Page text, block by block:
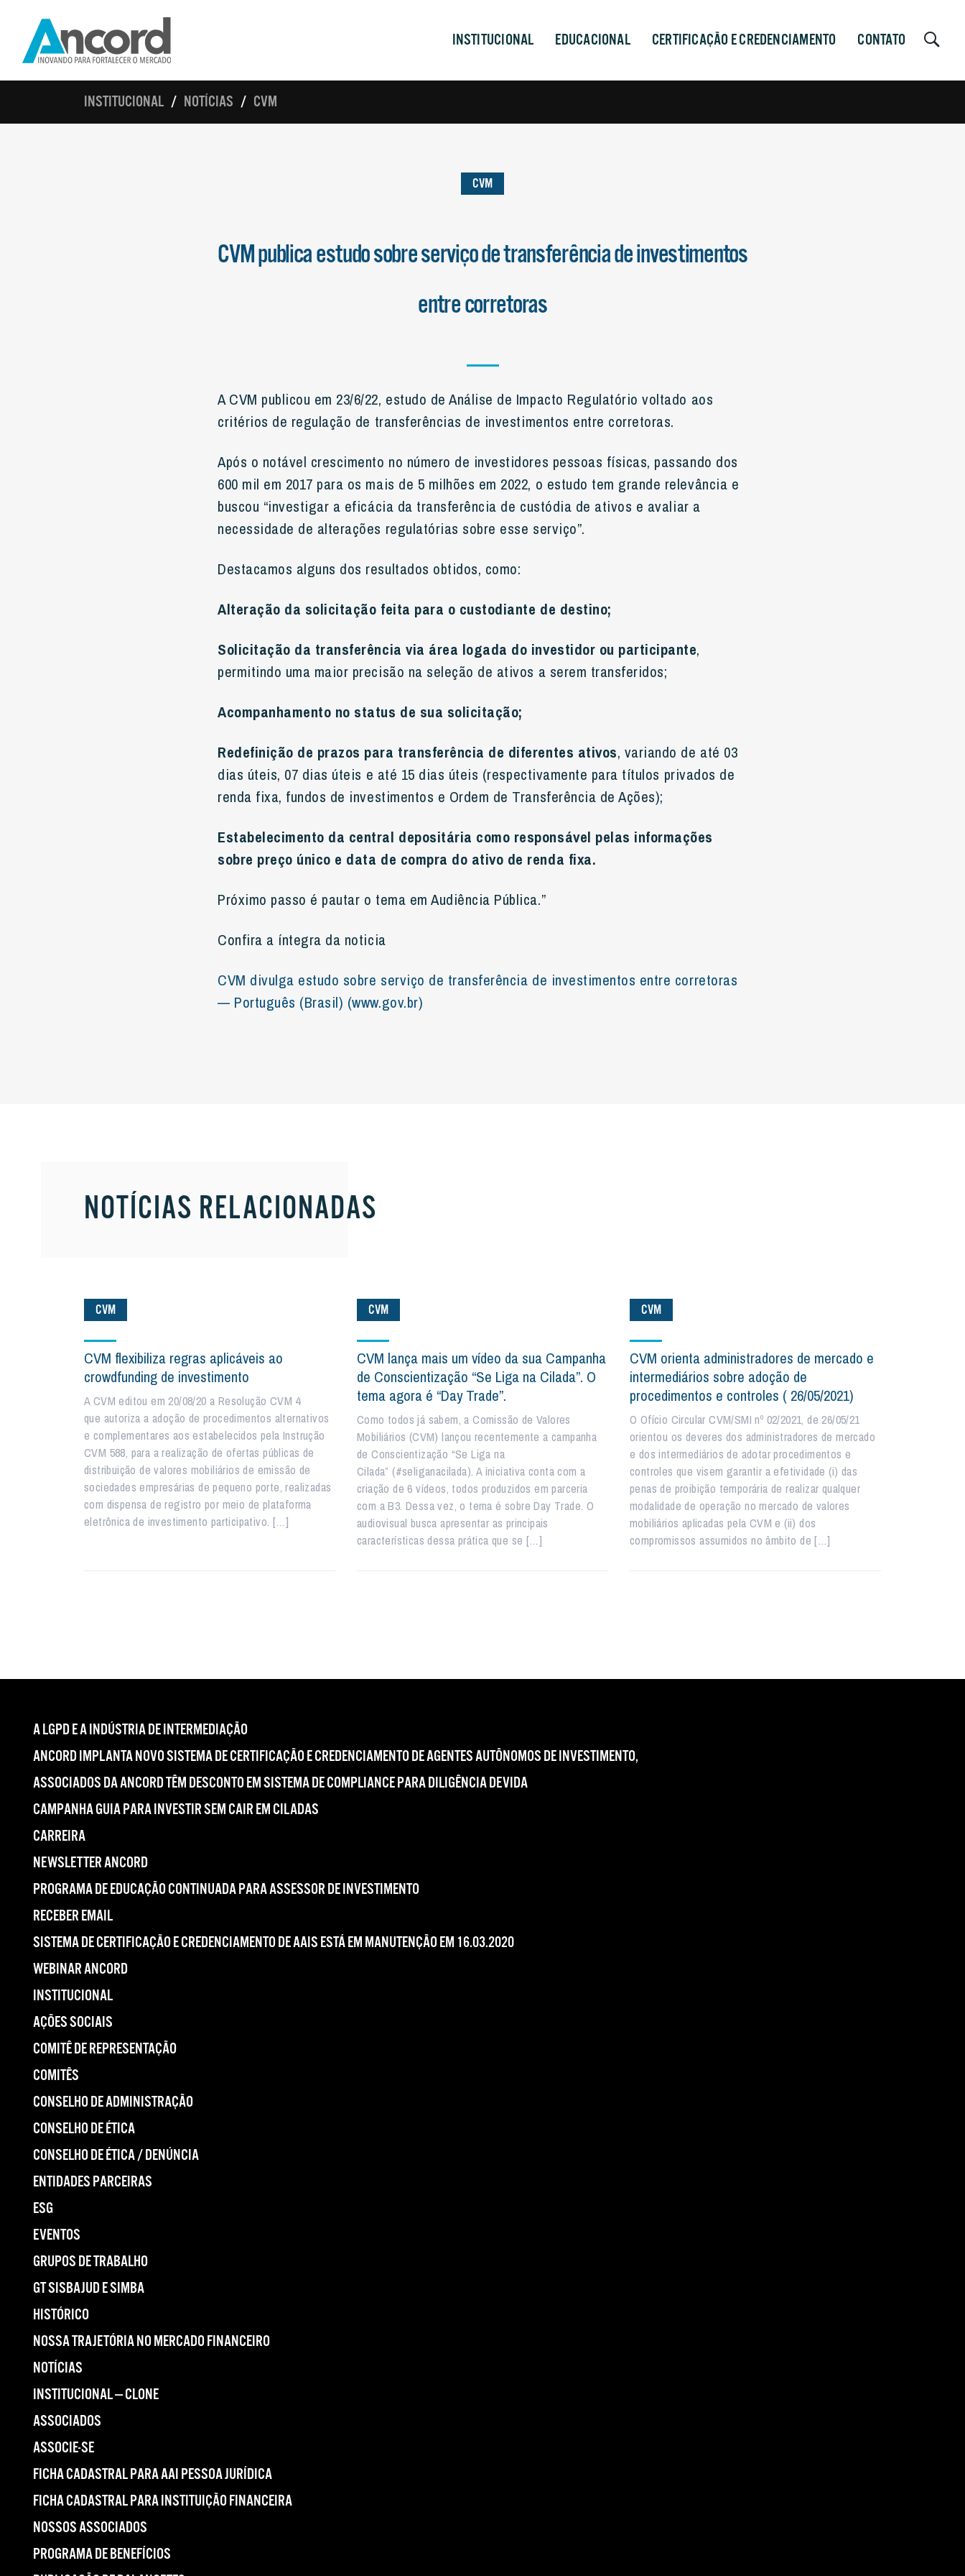
INSTITUCIONAL EDUCACIONAL CERTIFICAÇÃO E CREDENCIAMENTO CONTATO
INSTITUCIONAL NOTÍCIAS CVM
CVM
CVM publica estudo sobre serviço de transferência de investimentos
entre corretoras
A CVM publicou em 23/6/22, estudo de Análise de Impacto Regulatório voltado aos
critérios de regulação de transferências de investimentos entre corretoras.
Após o notável crescimento no número de investidores pessoas físicas, passando dos
600 mil em 2017 para os mais de 5 milhões em 2022, o estudo tem grande relevância e
buscou “investigar a eficácia da transferência de custódia de ativos e avaliar a
necessidade de alterações regulatórias sobre esse serviço”.
Destacamos alguns dos resultados obtidos, como:
Alteração da solicitação feita para o custodiante de destino;
Solicitação da transferência via área logada do investidor ou participante,
permitindo uma maior precisão na seleção de ativos a serem transferidos;
Acompanhamento no status de sua solicitação;
Redefinição de prazos para transferência de diferentes ativos, variando de até 03
dias úteis, 07 dias úteis e até 15 dias úteis (respectivamente para títulos privados de
renda fixa, fundos de investimentos e Ordem de Transferência de Ações);
Estabelecimento da central depositária como responsável pelas informações
sobre preço único e data de compra do ativo de renda fixa.
Próximo passo é pautar o tema em Audiência Pública.”
Confira a íntegra da noticia
CVM divulga estudo sobre serviço de transferência de investimentos entre corretoras
— Português (Brasil) (www.gov.br)
NOTÍCIAS RELACIONADAS
CVM
CVM flexibiliza regras aplicáveis ao
crowdfunding de investimento
A CVM editou em 20/08/20 a Resolução CVM 4
que autoriza a adoção de procedimentos alternativos
e complementares aos estabelecidos pela Instrução
CVM 588, para a realização de ofertas públicas de
distribuição de valores mobiliários de emissão de
sociedades empresárias de pequeno porte, realizadas
com dispensa de registro por meio de plataforma
eletrônica de investimento participativo. […]
CVM
CVM lança mais um vídeo da sua Campanha
de Conscientização “Se Liga na Cilada”. O
tema agora é “Day Trade”.
Como todos já sabem, a Comissão de Valores
Mobiliários (CVM) lançou recentemente a campanha
de Conscientização “Se Liga na
Cilada” (#seliganacilada). A iniciativa conta com a
criação de 6 vídeos, todos produzidos em parceria
com a B3. Dessa vez, o tema é sobre Day Trade. O
audiovisual busca apresentar as principais
características dessa prática que se […]
CVM
CVM orienta administradores de mercado e
intermediários sobre adoção de
procedimentos e controles ( 26/05/2021)
O Ofício Circular CVM/SMI nº 02/2021, de 26/05/21
orientou os deveres dos administradores de mercado
e dos intermediários de adotar procedimentos e
controles que visem garantir a efetividade (i) das
penas de proibição temporária de realizar qualquer
modalidade de operação no mercado de valores
mobiliários aplicadas pela CVM e (ii) dos
compromissos assumidos no âmbito de […]
A LGPD E A INDÚSTRIA DE INTERMEDIAÇÃO
ANCORD IMPLANTA NOVO SISTEMA DE CERTIFICAÇÃO E CREDENCIAMENTO DE AGENTES AUTÔNOMOS DE INVESTIMENTO,
ASSOCIADOS DA ANCORD TÊM DESCONTO EM SISTEMA DE COMPLIANCE PARA DILIGÊNCIA DEVIDA
CAMPANHA GUIA PARA INVESTIR SEM CAIR EM CILADAS
CARREIRA
NEWSLETTER ANCORD
PROGRAMA DE EDUCAÇÃO CONTINUADA PARA ASSESSOR DE INVESTIMENTO
RECEBER EMAIL
SISTEMA DE CERTIFICAÇÃO E CREDENCIAMENTO DE AAIS ESTÁ EM MANUTENÇÃO EM 16.03.2020
WEBINAR ANCORD
INSTITUCIONAL
AÇÕES SOCIAIS
COMITÊ DE REPRESENTAÇÃO
COMITÊS
CONSELHO DE ADMINISTRAÇÃO
CONSELHO DE ÉTICA
CONSELHO DE ÉTICA / DENÚNCIA
ENTIDADES PARCEIRAS
ESG
EVENTOS
GRUPOS DE TRABALHO
GT SISBAJUD E SIMBA
HISTÓRICO
NOSSA TRAJETÓRIA NO MERCADO FINANCEIRO
NOTÍCIAS
INSTITUCIONAL — CLONE
ASSOCIADOS
ASSOCIE-SE
FICHA CADASTRAL PARA AAI PESSOA JURÍDICA
FICHA CADASTRAL PARA INSTITUIÇÃO FINANCEIRA
NOSSOS ASSOCIADOS
PROGRAMA DE BENEFÍCIOS